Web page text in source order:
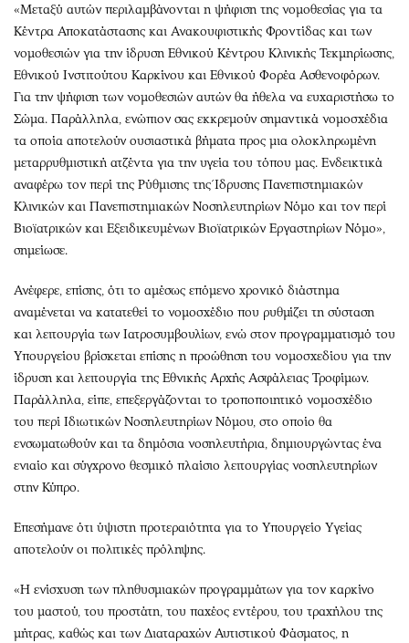
«Μεταξύ αυτών περιλαμβάνονται η ψήφιση της νομοθεσίας για τα
Κέντρα Αποκατάστασης και Ανακουφιστικής Φροντίδας και των
νομοθεσιών για την ίδρυση Εθνικού Κέντρου Κλινικής Τεκμηρίωσης,
Εθνικού Ινστιτούτου Καρκίνου και Εθνικού Φορέα Ασθενοφόρων.
Για την ψήφιση των νομοθεσιών αυτών θα ήθελα να ευχαριστήσω το
Σώμα. Παράλληλα, ενώπιον σας εκκρεμούν σημαντικά νομοσχέδια
τα οποία αποτελούν ουσιαστικά βήματα προς μια ολοκληρωμένη
μεταρρυθμιστική ατζέντα για την υγεία του τόπου μας. Ενδεικτικά
αναφέρω τον περί της Ρύθμισης της Ίδρυσης Πανεπιστημιακών
Κλινικών και Πανεπιστημιακών Νοσηλευτηρίων Νόμο και τον περί
Βιοϊατρικών και Εξειδικευμένων Βιοϊατρικών Εργαστηρίων Νόμο»,
σημείωσε.
Ανέφερε, επίσης, ότι το αμέσως επόμενο χρονικό διάστημα
αναμένεται να κατατεθεί το νομοσχέδιο που ρυθμίζει τη σύσταση
και λειτουργία των Ιατροσυμβουλίων, ενώ στον προγραμματισμό του
Υπουργείου βρίσκεται επίσης η προώθηση του νομοσχεδίου για την
ίδρυση και λειτουργία της Εθνικής Αρχής Ασφάλειας Τροφίμων.
Παράλληλα, είπε, επεξεργάζονται το τροποποιητικό νομοσχέδιο
του περί Ιδιωτικών Νοσηλευτηρίων Νόμου, στο οποίο θα
ενσωματωθούν και τα δημόσια νοσηλευτήρια, δημιουργώντας ένα
ενιαίο και σύγχρονο θεσμικό πλαίσιο λειτουργίας νοσηλευτηρίων
στην Κύπρο.
Επεσήμανε ότι ύψιστη προτεραιότητα για το Υπουργείο Υγείας
αποτελούν οι πολιτικές πρόληψης.
«Η ενίσχυση των πληθυσμιακών προγραμμάτων για τον καρκίνο
του μαστού, του προστάτη, του παχέος εντέρου, του τραχήλου της
μήτρας, καθώς και των Διαταραχών Αυτιστικού Φάσματος, η